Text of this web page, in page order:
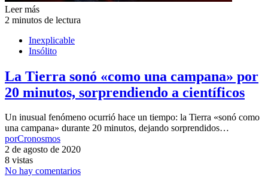
Leer más
2 minutos de lectura
Inexplicable
Insólito
La Tierra sonó «como una campana» por
20 minutos, sorprendiendo a científicos
Un inusual fenómeno ocurrió hace un tiempo: la Tierra «sonó como
una campana» durante 20 minutos, dejando sorprendidos…
porCronosmos
2 de agosto de 2020
8 vistas
No hay comentarios